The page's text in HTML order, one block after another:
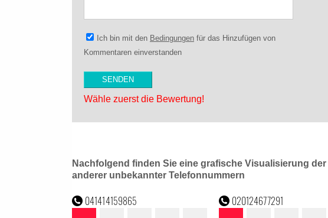
Ich bin mit den Bedingungen für das Hinzufügen von
Kommentaren einverstanden
Wähle zuerst die Bewertung!
Nachfolgend finden Sie eine grafische Visualisierung
anderer unbekannter Telefonnummern